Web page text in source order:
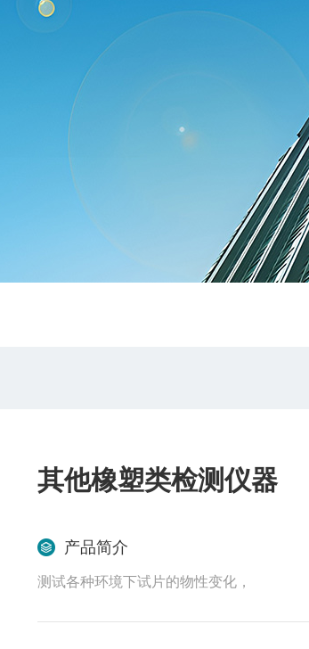
其他橡塑类检测仪器
产品简介
测试各种环境下试片的物性变化，